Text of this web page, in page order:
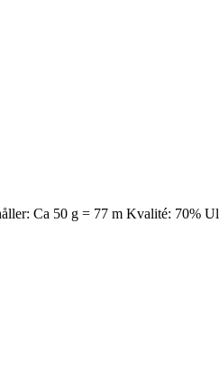
Ca 50 g = 77 m Kvalité: